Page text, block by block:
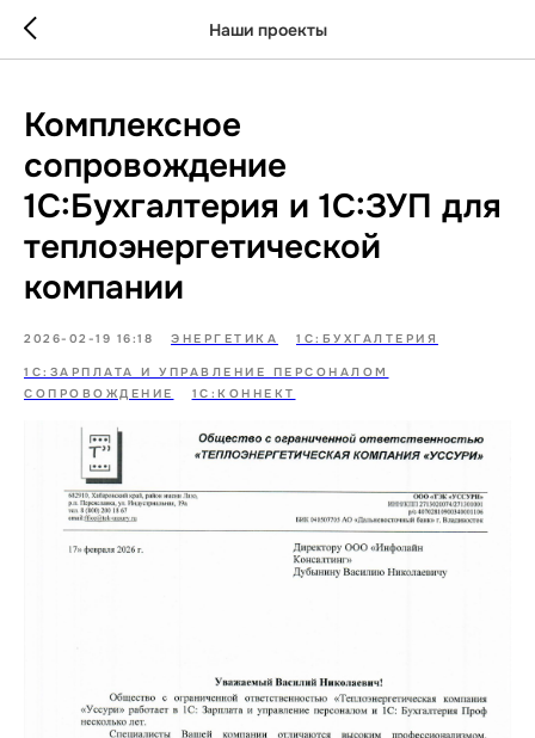
Наши проекты
Комплексное
сопровождение
1С:Бухгалтерия и 1С:ЗУП для
теплоэнергетической
компании
2026-02-19 16:18 ЭНЕРГЕТИКА 1С:БУХГАЛТЕРИЯ
1С:ЗАРПЛАТА И УПРАВЛЕНИЕ ПЕРСОНАЛОМ
СОПРОВОЖДЕНИЕ
1С:КОННЕКТ